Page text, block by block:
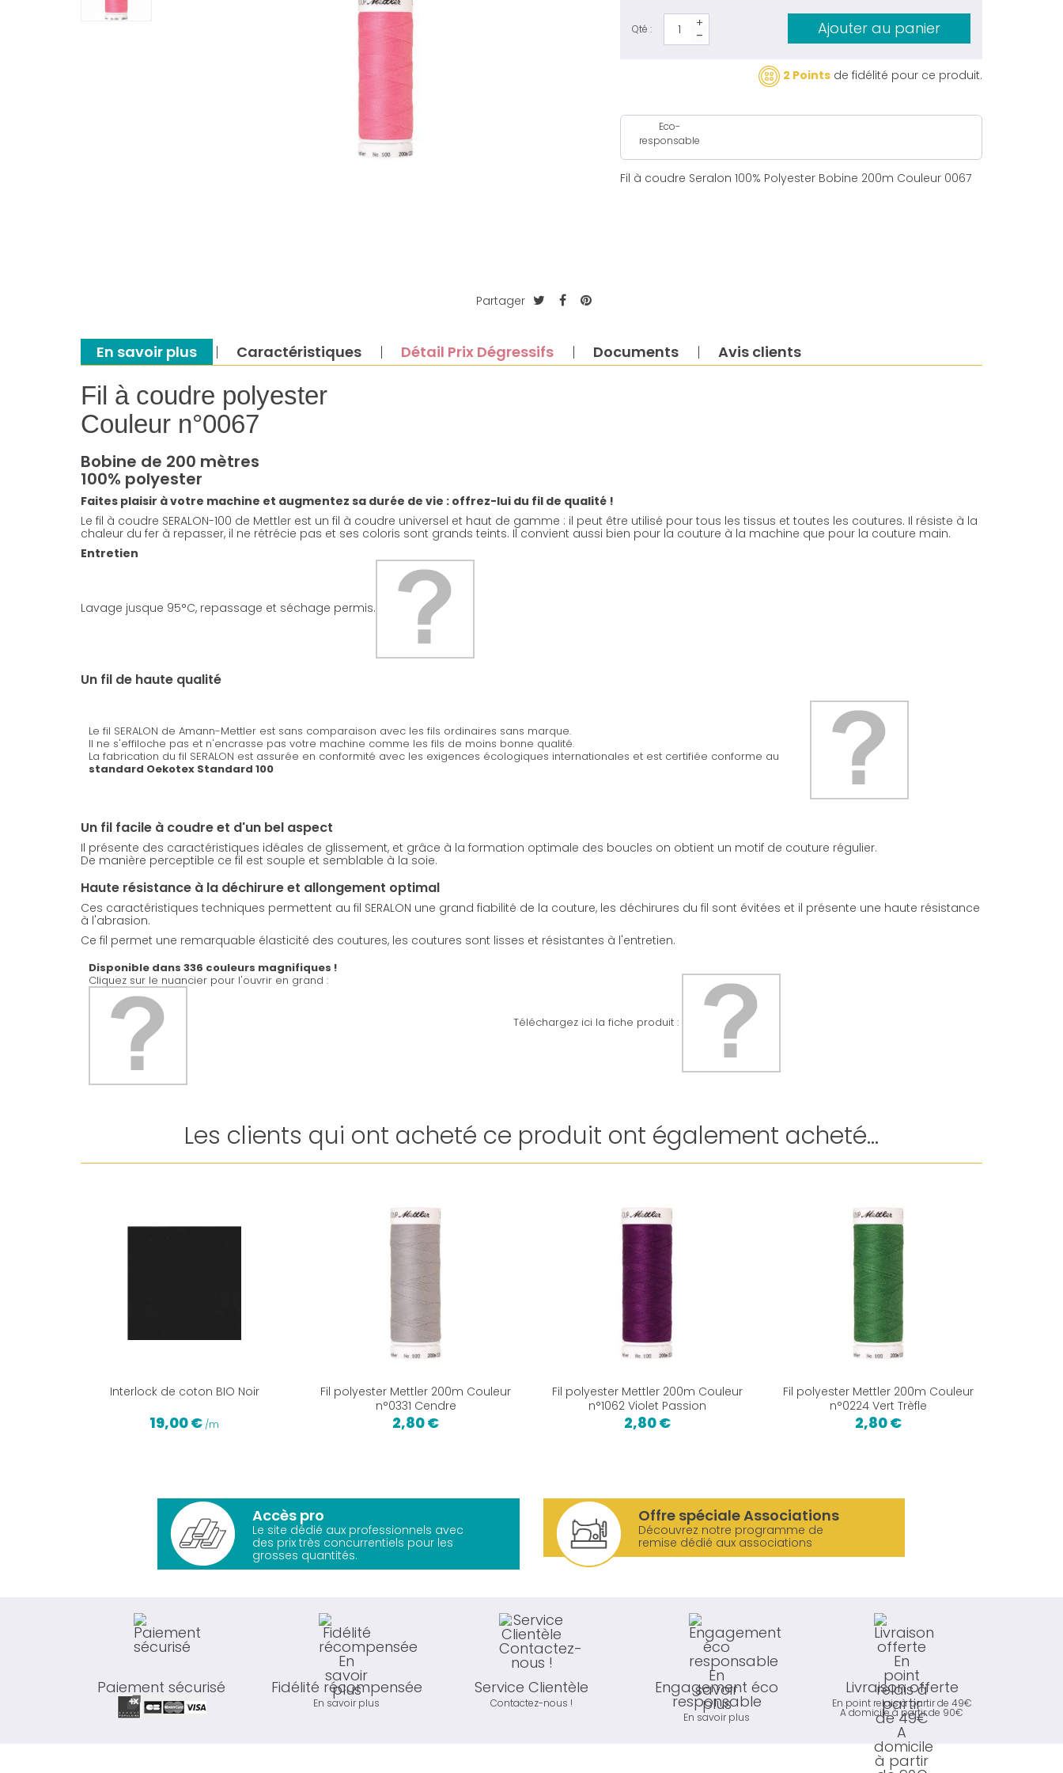
Partager
Qté : Ajouter au panier
2 Pointsde fidélité pour ce produit.
Eco-
responsable
Fil à coudre Seralon 100% Polyester Bobine 200m Couleur 0067
En savoir plus Caractéristiques Détail Prix Dégressifs Documents Avis clients
Fil à coudre polyester
Couleur n°0067
Bobine de 200 mètres
100% polyester
Faites plaisir à votre machine et augmentez sa durée de vie : offrez-lui du fil de qualité !
Le fil à coudre SERALON-100 de Mettler est un fil à coudre universel et haut de gamme : il peut être utilisé pour tous les tissus et toutes les coutures. Il résiste à la
chaleur du fer à repasser, il ne rétrécie pas et ses coloris sont grands teints. Il convient aussi bien pour la couture à la machine que pour la couture main.
Entretien
Lavage jusque 95°C, repassage et séchage permis.
Un fil de haute qualité
Le fil SERALON de Amann-Mettler est sans comparaison avec les fils ordinaires sans marque.
Il ne s'effiloche pas et n'encrasse pas votre machine comme les fils de moins bonne qualité.
La fabrication du fil SERALON est assurée en conformité avec les exigences écologiques internationales et est certifiée conforme au
standard Oekotex Standard 100
Un fil facile à coudre et d'un bel aspect
Il présente des caractéristiques idéales de glissement, et grâce à la formation optimale des boucles on obtient un motif de couture régulier.
De manière perceptible ce fil est souple et semblable à la soie.
Haute résistance à la déchirure et allongement optimal
Ces caractéristiques techniques permettent au fil SERALON une grand fiabilité de la couture, les déchirures du fil sont évitées et il présente une haute résistance
à l'abrasion.
Ce fil permet une remarquable élasticité des coutures, les coutures sont lisses et résistantes à l'entretien.
Disponible dans 336 couleurs magnifiques !
Cliquez sur le nuancier pour l'ouvrir en grand :
Téléchargez ici la fiche produit :
Les clients qui ont acheté ce produit ont également acheté...
Interlock de coton BIO Noir
19,00 € /m
Fil polyester Mettler 200m Couleur
n°0331 Cendre
2,80 €
Fil polyester Mettler 200m Couleur
n°1062 Violet Passion
2,80 €
Fil polyester Mettler 200m Couleur
n°0224 Vert Trèfle
2,80 €
Accès pro
Le site dédié aux professionnels avec
des prix très concurrentiels pour les
grosses quantités.
Offre spéciale Associations
Découvrez notre programme de
remise dédié aux associations
Paiement sécurisé Fidélité récompensée
En savoir plus
Service Clientèle
Contactez-nous !
Engagement éco
responsable
En savoir plus
Livraison offerte
En point relais à partir de 49€
A domicile à partir de 90€